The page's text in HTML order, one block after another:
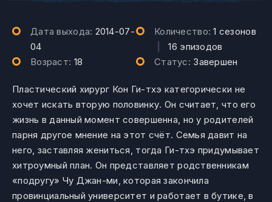
Дата выхода: 2014-07-
04
Количество:1 сезонов
|16 эпизодов
Возраст: 18 Статус: Завершен
Пластический хирург Кон Ги-тхэ категорически не
хочет искать вторую половинку. Он считает, что его
жизнь в данный момент совершенна, но у родителей
парня другое мнение на этот счёт. Семья давит на
него, заставляя жениться, тогда Ги-тхэ придумывает
хитроумный план. Он представляет родственникам
«подругу» Чу Джан-ми, которая закончила
провинциальный университет и работает в бутике, в